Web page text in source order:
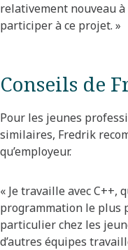
relativement nouveau
participer à ce projet. »
Conseils de
Pour les jeunes
similaires, Fredrik
qu’employeur.
« Je travaille avec C++,
programmation le plus
particulier chez les
d’autres équipes